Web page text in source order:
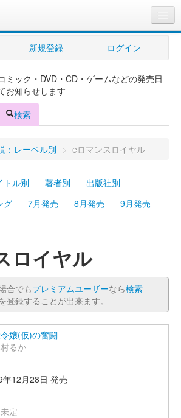
新規登録 ログイン
ミック・DVD・CD・ゲームなどの発売日
お知らせします
検索
：レーベル別 > eロマンスロイヤル
トル別 著者別
出版社別
グ 7月発売 8月発売
9月発売
ロイヤル
合でもプレミアムユーザーなら検索
登録することが出来ます。
嬢(仮)の奮闘
るか
年12月28日 発売
定